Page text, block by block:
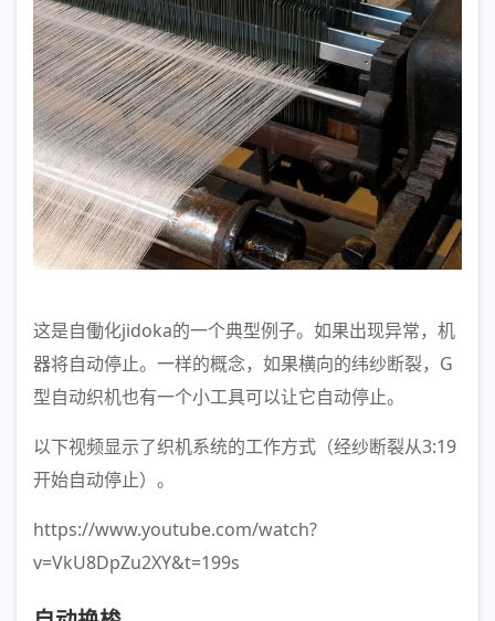
这是自働化jidoka的一个典型例子。如果出现异常，机
器将自动停止。一样的概念，如果横向的纬纱断裂，G
型自动织机也有一个小工具可以让它自动停止。
以下视频显示了织机系统的工作方式（经纱断裂从3:19
开始自动停止）。
https://www.youtube.com/watch?
v=VkU8DpZu2XY&t=199s